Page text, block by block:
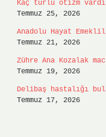
Kaç türlü otizm
Temmuz 25, 2026
Anadolu Hayat
Temmuz 21, 2026
Zühre Ana Kozalak
Temmuz 19, 2026
Delibaş hastalığı
Temmuz 17, 2026